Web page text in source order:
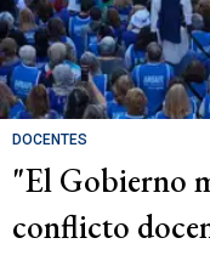
DOCENTES
"El Gobierno
conflicto